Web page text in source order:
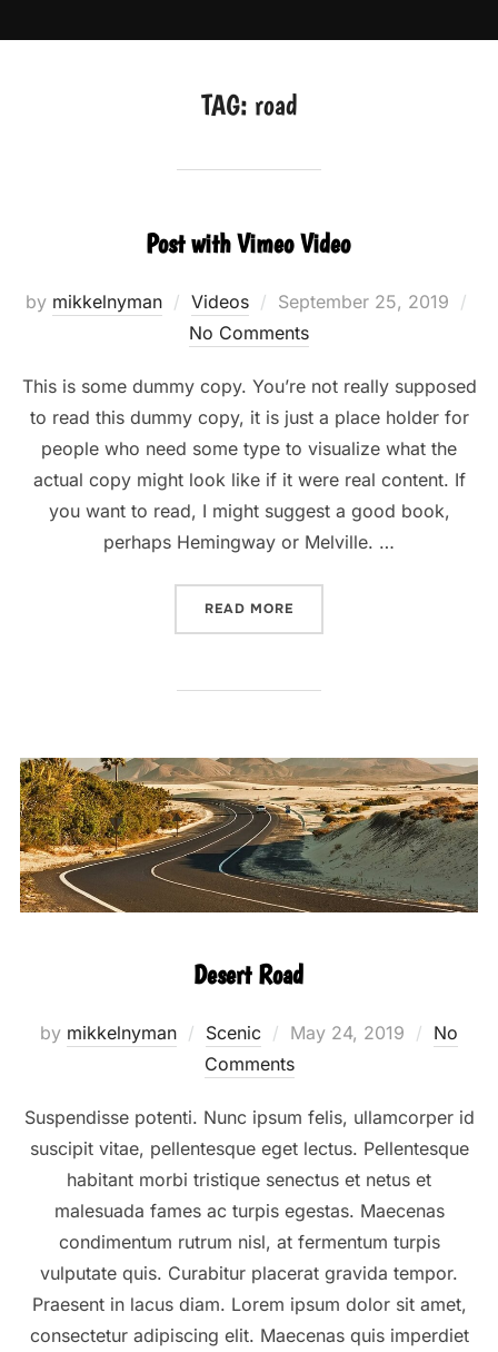
to
TAG: road
Post with Vimeo Video
by mikkelnyman Videos
Posted
on
September 25, 2019
No Comments
This is some dummy copy. You’re not really supposed
to read this dummy copy, it is just a place holder for
people who need some type to visualize what the
actual copy might look like if it were real content. If
you want to read, I might suggest a good book,
perhaps Hemingway or Melville. …
READ MORE
Desert Road
by mikkelnyman Scenic
Posted
on
May 24, 2019
No
Comments
Suspendisse potenti. Nunc ipsum felis, ullamcorper id
suscipit vitae, pellentesque eget lectus. Pellentesque
habitant morbi tristique senectus et netus et
malesuada fames ac turpis egestas. Maecenas
condimentum rutrum nisl, at fermentum turpis
vulputate quis. Curabitur placerat gravida tempor.
Praesent in lacus diam. Lorem ipsum dolor sit amet,
consectetur adipiscing elit. Maecenas quis imperdiet